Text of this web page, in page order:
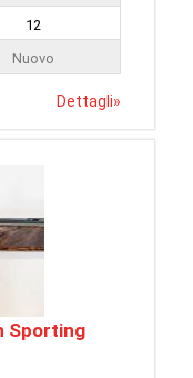
12
Nuovo
Dettagli»
Sporting